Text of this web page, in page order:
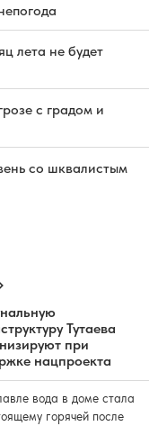
лета не будет
с градом и
со шквалистым
Тутаева
при
нацпроекта
вода в доме стала
горячей после